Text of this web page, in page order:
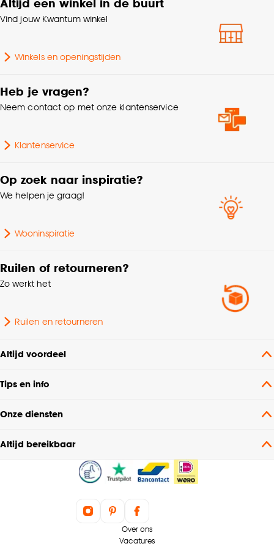
klikken.
Goed om te weten is dat je deze keuze altijd nog
kan aanpassen, bekijk hiervoor onze
Wattage 60 Wt
Samenstelling
Hoogte
Aantal lichtbronnen
Breedte
Vind jouw Kwantum winkel
Winkels en openingstijden
Heb je vragen?
Neem contact op met onze klantenservice
Klantenservice
Op zoek naar inspiratie?
We helpen je graag!
Wooninspiratie
Ruilen of retourneren?
Zo werkt het
Ruilen en retourneren
Altijd voordeel
Tips en info
Onze diensten
Altijd bereikbaar
Over ons
Vacatures